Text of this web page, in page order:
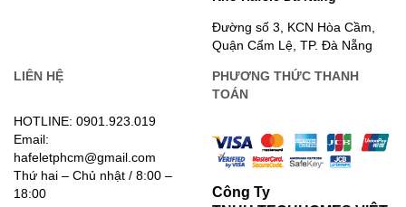
Đường số 3, KCN Hòa Cầm,
Quận Cẩm Lệ, TP. Đà Nẵng
LIÊN HỆ
HOTLINE: 0901.923.019
Email:
hafeletphcm@gmail.com
Thứ hai – Chủ nhật / 8:00 –
18:00
PHƯƠNG THỨC THANH
TOÁN
Công Ty